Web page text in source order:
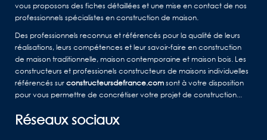
vous proposons des fiches détaillées et une mise en contact de nos
professionnels spécialistes en construction de maison.
Des professionnels reconnus et référencés pour la qualité de leurs
réalisations, leurs compétences et leur savoir-faire en construction
de maison traditionnelle, maison contemporaine et maison bois. Les
constructeurs et professionels constructeurs de maisons individuelles
référencés surconstructeursdefrance.comsont à votre disposition
pour vous permettre de concrétiser votre projet de construction...
Réseaux sociaux